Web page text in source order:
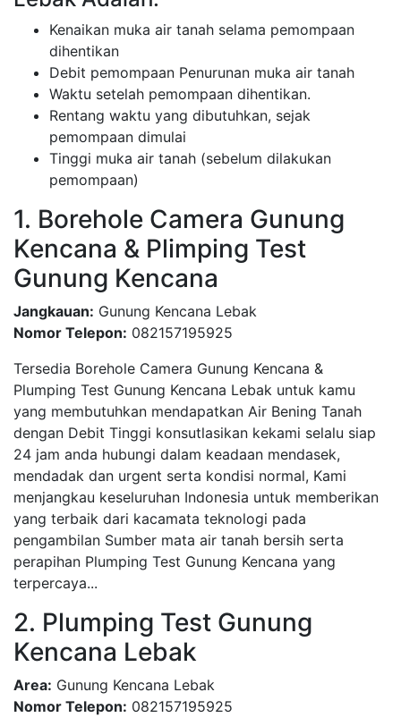
Kenaikan muka air tanah selama pemompaan
dihentikan
Debit pemompaan Penurunan muka air tanah
Waktu setelah pemompaan dihentikan.
Rentang waktu yang dibutuhkan, sejak
pemompaan dimulai
Tinggi muka air tanah (sebelum dilakukan
pemompaan)
1. Borehole Camera Gunung
Kencana & Plimping Test
Gunung Kencana
Jangkauan: Gunung Kencana Lebak
Nomor Telepon: 082157195925
Tersedia Borehole Camera Gunung Kencana &
Plumping Test Gunung Kencana Lebak untuk kamu
yang membutuhkan mendapatkan Air Bening Tanah
dengan Debit Tinggi konsutlasikan kekami selalu siap
24 jam anda hubungi dalam keadaan mendasek,
mendadak dan urgent serta kondisi normal, Kami
menjangkau keseluruhan Indonesia untuk memberikan
yang terbaik dari kacamata teknologi pada
pengambilan Sumber mata air tanah bersih serta
perapihan Plumping Test Gunung Kencana yang
terpercaya...
2. Plumping Test Gunung
Kencana Lebak
Area: Gunung Kencana Lebak
Nomor Telepon: 082157195925